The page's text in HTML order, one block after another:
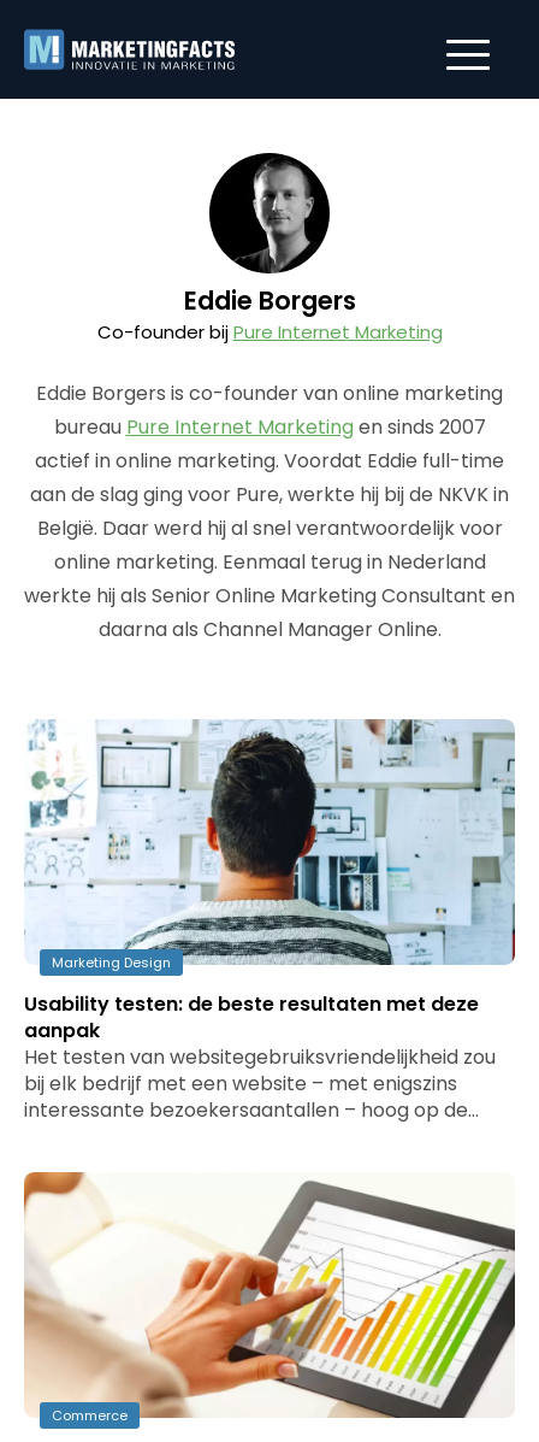
Eddie Borgers
Co-founder bijPure Internet Marketing
Eddie Borgers is co-founder van online marketing
bureau Pure Internet Marketing en sinds 2007
actief in online marketing. Voordat Eddie full-time
aan de slag ging voor Pure, werkte hij bij de NKVK in
België. Daar werd hij al snel verantwoordelijk voor
online marketing. Eenmaal terug in Nederland
werkte hij als Senior Online Marketing Consultant en
daarna als Channel Manager Online.
Marketing Design
Usability testen: de beste resultaten met deze
aanpak
Het testen van websitegebruiksvriendelijkheid zou
bij elk bedrijf met een website – met enigszins
interessante bezoekersaantallen – hoog op de…
Commerce